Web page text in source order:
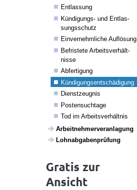
Entlas­sung
Kündi­gungs- und Entlas­
sungs­schutz
Einver­nehm­liche Auflö­sung
Befris­tete Arbeits­ver­hält­
nisse
Abfer­ti­gung
Kündi­gungs­ent­schä­di­gung
Dienst­zeugnis
Posten­such­tage
Tod im Arbeits­ver­hältnis
Arbeit­neh­mer­ver­an­la­gung
Lohn­ab­ga­ben­prü­fung
Gratis zur
Ansicht